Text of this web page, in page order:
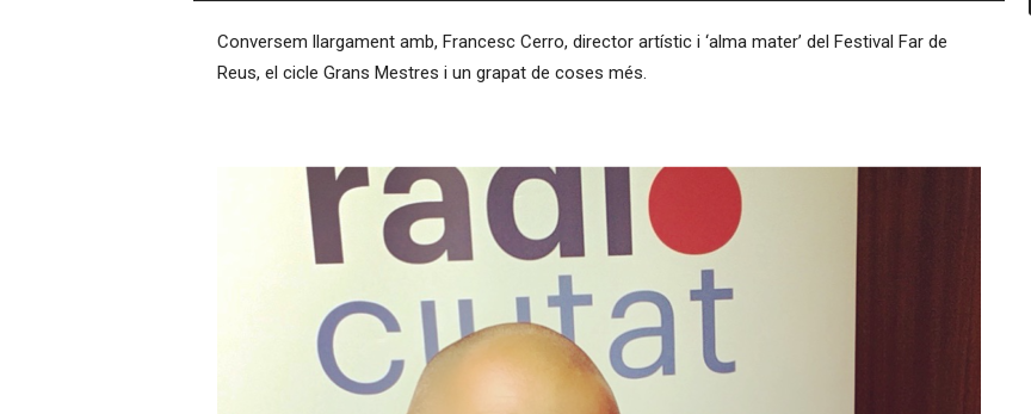
Conversem llargament amb, Francesc Cerro, director artístic i ‘alma mater’ del Festival Far de
Reus, el cicle Grans Mestres i un grapat de coses més.